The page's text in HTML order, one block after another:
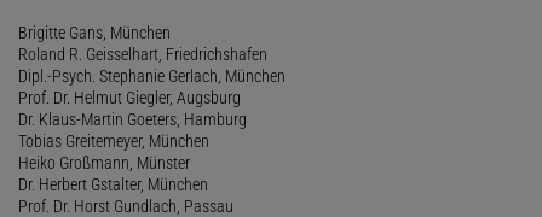
Brigitte Gans, München
Roland R. Geisselhart, Friedrichshafen
Dipl.-Psych. Stephanie Gerlach, München
Prof. Dr. Helmut Giegler, Augsburg
Dr. Klaus-Martin Goeters, Hamburg
Tobias Greitemeyer, München
Heiko Großmann, Münster
Dr. Herbert Gstalter, München
Prof. Dr. Horst Gundlach, Passau